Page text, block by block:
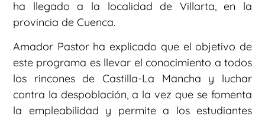
ha llegado a la localidad de Villarta, en la
provincia de Cuenca.
Amador Pastor ha explicado que el objetivo de
este programa es llevar el conocimiento a todos
los rincones de Castilla-La Mancha y luchar
contra la despoblación, a la vez que se fomenta
la empleabilidad y permite a los estudiantes